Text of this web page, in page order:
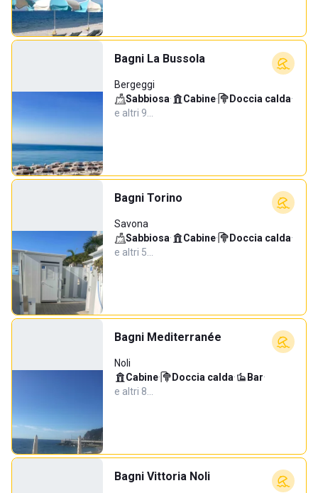
Bagni La Bussola
Bergeggi
Sabbiosa· Cabine· Doccia calda·
e altri 9…
Bagni Torino
Savona
Sabbiosa· Cabine· Doccia calda·
e altri 5…
Bagni Mediterranée
Noli
Cabine· Doccia calda· Bar·
e altri 8…
Bagni Vittoria Noli